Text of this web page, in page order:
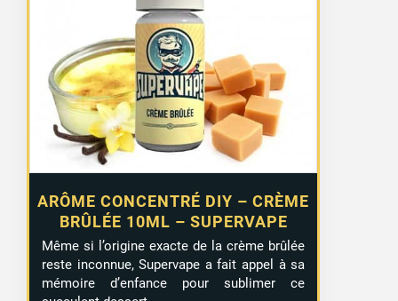
ARÔME CONCENTRÉ DIY – CRÈME
BRÛLÉE 10ML – SUPERVAPE
initial
était :
5,50 €.
actuel
est :
2,99 €.
Même si l’origine exacte de la crème brûlée
reste inconnue, Supervape a fait appel à sa
mémoire d’enfance pour sublimer ce